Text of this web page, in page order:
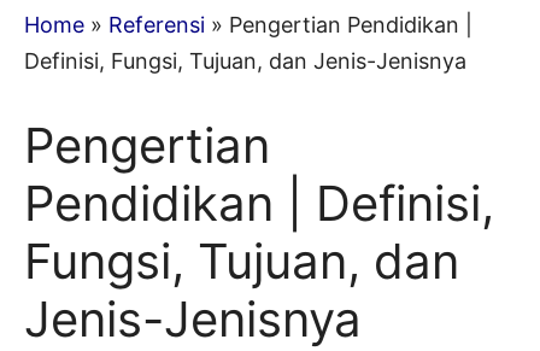
Home » Referensi » Pengertian Pendidikan |
Definisi, Fungsi, Tujuan, dan Jenis-Jenisnya
Pengertian
Pendidikan | Definisi,
Fungsi, Tujuan, dan
Jenis-Jenisnya